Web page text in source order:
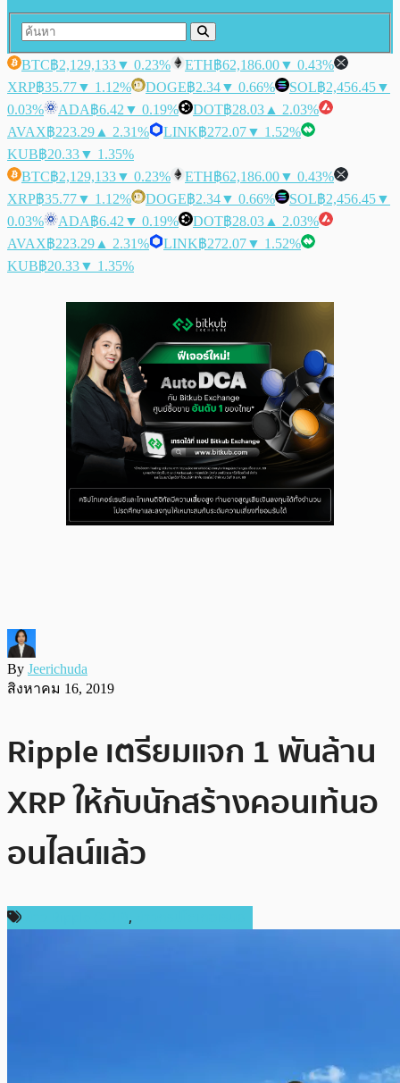
BTC฿2,129,133▼ 0.23% ETH฿62,186.00▼ 0.43%
XRP฿35.77▼ 1.12% DOGE฿2.34▼ 0.66% SOL฿2,456.45▼
0.03%
ADA฿6.42 ▼ 0.19% DOT฿28.03 ▲ 2.03%
AVAX฿223.29 ▲ 2.31% LINK฿272.07▼ 1.52%
KUB฿20.33▼ 1.35%
BTC฿2,129,133▼ 0.23% ETH฿62,186.00▼ 0.43%
XRP฿35.77▼ 1.12% DOGE฿2.34▼ 0.66% SOL฿2,456.45▼
0.03%
ADA฿6.42 ▼ 0.19% DOT฿28.03 ▲ 2.03%
AVAX฿223.29 ▲ 2.31% LINK฿272.07▼ 1.52%
KUB฿20.33▼ 1.35%
By Jeerichuda
สิงหาคม 16, 2019
Ripple เตรียมแจก 1 พันล้าน
XRP ให้กับนักสร้างคอนเท้นอ
อนไลน์แล้ว
,